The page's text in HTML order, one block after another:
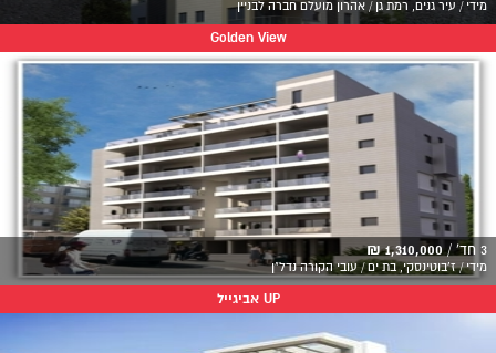
מידי / עיר גנים, רמת גן / אהרון מועלם חברה לבניין
Golden View
3 חד' / 1,310,000 ₪
מידי / ז'בוטינסקי, בת ים / עובי הקורה נדל"ן
UP אביגייל